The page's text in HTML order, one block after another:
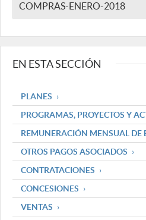
COMPRAS-ENERO-2018
EN ESTA SECCIÓN
PLANES
PROGRAMAS, PROYECTOS Y
REMUNERACIÓN MENSUAL DE
OTROS PAGOS ASOCIADOS
CONTRATACIONES
CONCESIONES
VENTAS